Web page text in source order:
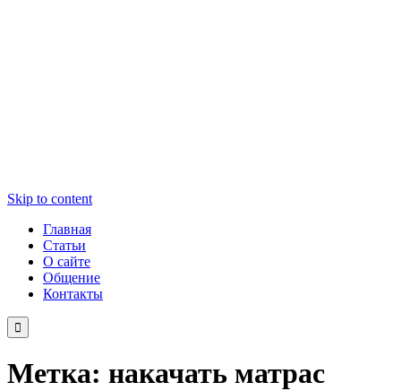
Skip to content
Главная
Статьи
О сайте
Общение
Контакты

Метка: накачать матрас